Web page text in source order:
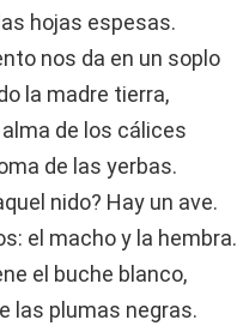
hojas espesas.
nos da en un soplo
la madre tierra,
de los cálices
de las yerbas.
nido? Hay un ave.
el macho y la hembra.
el buche blanco,
las plumas negras.